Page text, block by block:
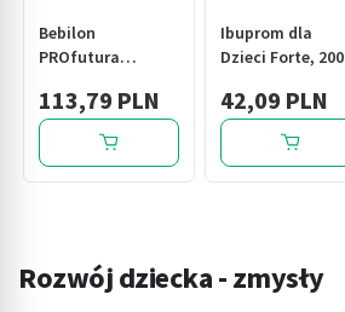
Bebilon
PROfutura
mleko
początkowe od
urodzenia,
proszek, 800 g
113,79 PLN
Ibuprom dla
Dzieci Forte, 200
zawiesina
doustna, 150 ml
42,09 PLN
Rozwój dziecka - zmysły